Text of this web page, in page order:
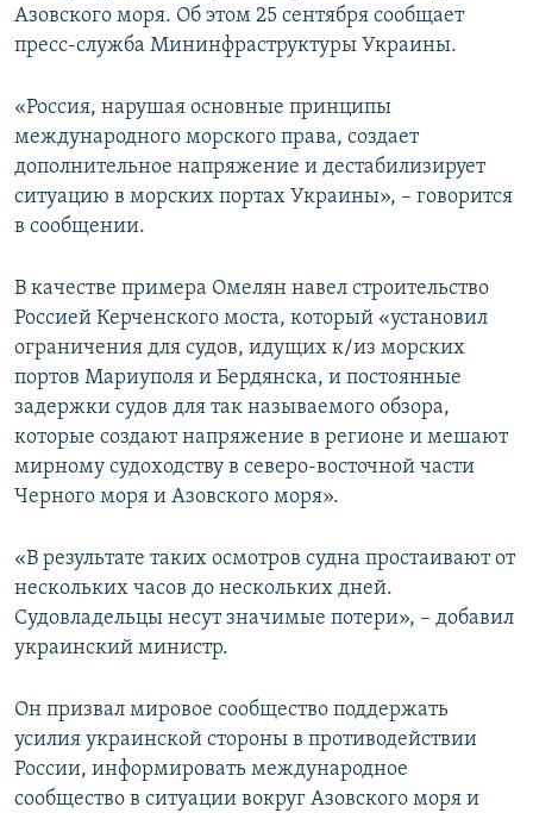
Азовского моря. Об этом 25 сентября сообщает
пресс-служба Мининфраструктуры Украины.
«Россия, нарушая основные принципы
международного морского права, создает
дополнительное напряжение и дестабилизирует
ситуацию в морских портах Украины», – говорится
в сообщении.
В качестве примера Омелян навел строительство
Россией Керченского моста, который «установил
ограничения для судов, идущих к/из морских
портов Мариуполя и Бердянска, и постоянные
задержки судов для так называемого обзора,
которые создают напряжение в регионе и мешают
мирному судоходству в северо-восточной части
Черного моря и Азовского моря».
«В результате таких осмотров судна простаивают от
нескольких часов до нескольких дней.
Судовладельцы несут значимые потери», – добавил
украинский министр.
Он призвал мировое сообщество поддержать
усилия украинской стороны в противодействии
России, информировать международное
сообщество в ситуации вокруг Азовского моря и